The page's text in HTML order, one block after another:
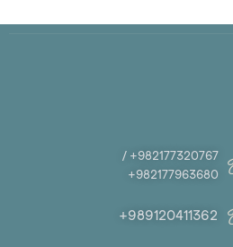
982177320767+ /
982177963680+
989120411362+